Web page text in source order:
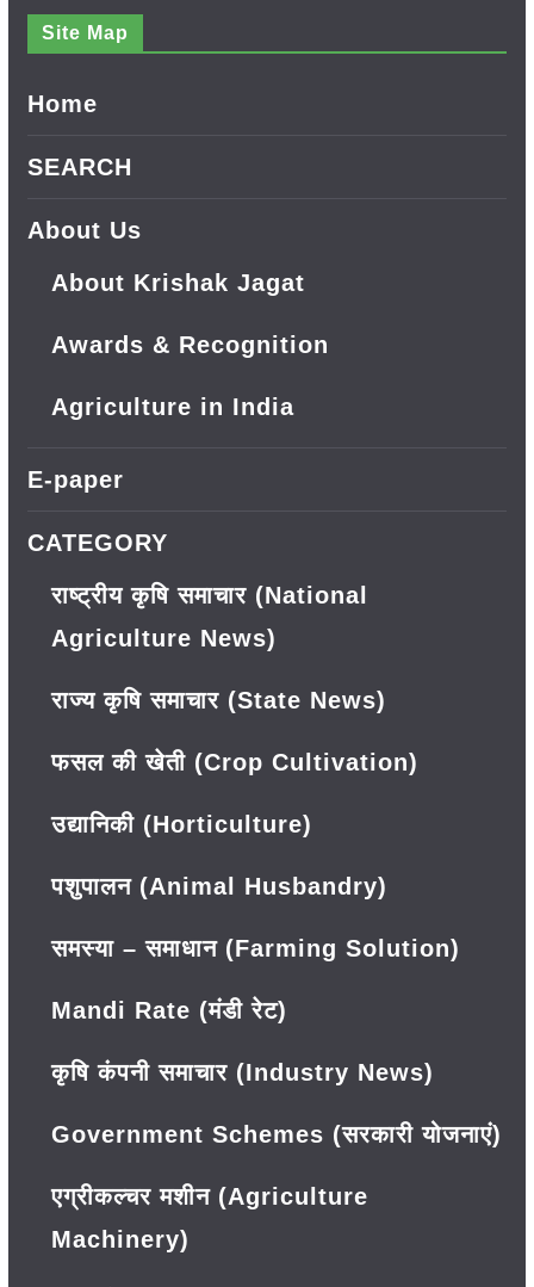
Site Map
Home
SEARCH
About Us
About Krishak Jagat
Awards & Recognition
Agriculture in India
E-paper
CATEGORY
राष्ट्रीय कृषि समाचार (National
Agriculture News)
राज्य कृषि समाचार (State News)
फसल की खेती (Crop Cultivation)
उद्यानिकी (Horticulture)
पशुपालन (Animal Husbandry)
समस्या – समाधान (Farming Solution)
Mandi Rate (मंडी रेट)
कृषि कंपनी समाचार (Industry News)
Government Schemes (सरकारी योजनाएं)
एग्रीकल्चर मशीन (Agriculture
Machinery)